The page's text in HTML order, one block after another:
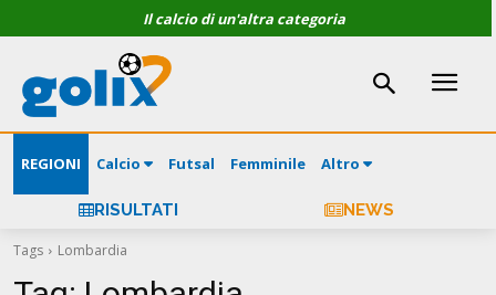
Il calcio di un'altra categoria
REGIONI Calcio Futsal Femminile Altro
RISULTATI NEWS
Tags Lombardia